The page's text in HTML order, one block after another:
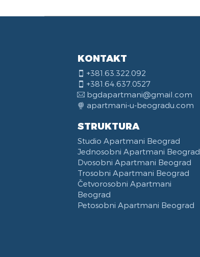
KONTAKT
+381.63.322.092
+381.64.637.0527
bgdapartmani@gmail.com
apartmani-u-beogradu.com
STRUKTURA
Studio Apartmani Beograd
Jednosobni Apartmani Beograd
Dvosobni Apartmani Beograd
Trosobni Apartmani Beograd
Četvorosobni Apartmani
Beograd
Petosobni Apartmani Beograd